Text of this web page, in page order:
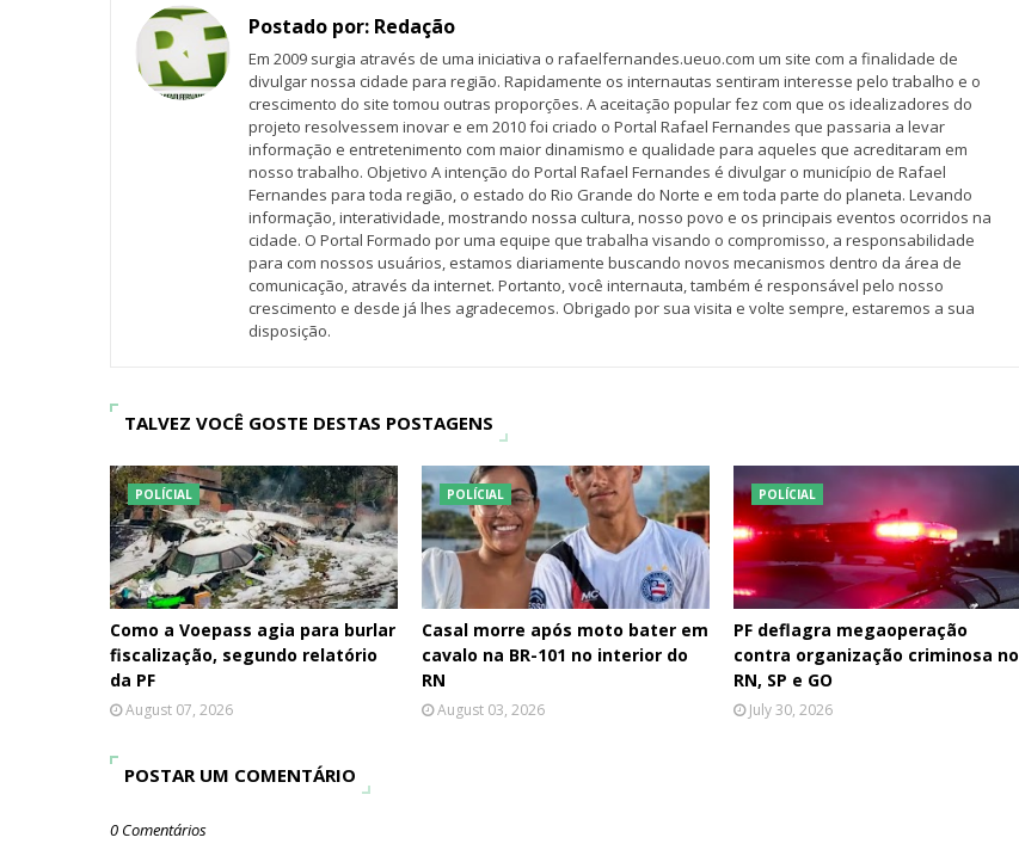
Postado por: Redação
Em 2009 surgia através de uma iniciativa o rafaelfernandes.ueuo.com um site com a finalidade de
divulgar nossa cidade para região. Rapidamente os internautas sentiram interesse pelo trabalho e o
crescimento do site tomou outras proporções. A aceitação popular fez com que os idealizadores do
projeto resolvessem inovar e em 2010 foi criado o Portal Rafael Fernandes que passaria a levar
informação e entretenimento com maior dinamismo e qualidade para aqueles que acreditaram em
nosso trabalho. Objetivo A intenção do Portal Rafael Fernandes é divulgar o município de Rafael
Fernandes para toda região, o estado do Rio Grande do Norte e em toda parte do planeta. Levando
informação, interatividade, mostrando nossa cultura, nosso povo e os principais eventos ocorridos na
cidade. O Portal Formado por uma equipe que trabalha visando o compromisso, a responsabilidade
para com nossos usuários, estamos diariamente buscando novos mecanismos dentro da área de
comunicação, através da internet. Portanto, você internauta, também é responsável pelo nosso
crescimento e desde já lhes agradecemos. Obrigado por sua visita e volte sempre, estaremos a sua
disposição.
TALVEZ VOCÊ GOSTE DESTAS POSTAGENS
POLÍCIAL
Como a Voepass agia para burlar
fiscalização, segundo relatório
da PF
August 07, 2026
POLÍCIAL
Casal morre após moto bater em
cavalo na BR-101 no interior do
RN
August 03, 2026
POLÍCIAL
PF deflagra megaoperação
contra organização criminosa no
RN, SP e GO
July 30, 2026
POSTAR UM COMENTÁRIO
0 Comentários